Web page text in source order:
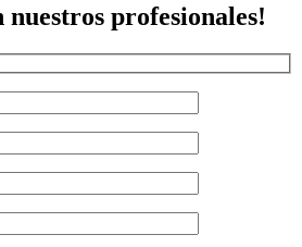
nuestros profesionales!